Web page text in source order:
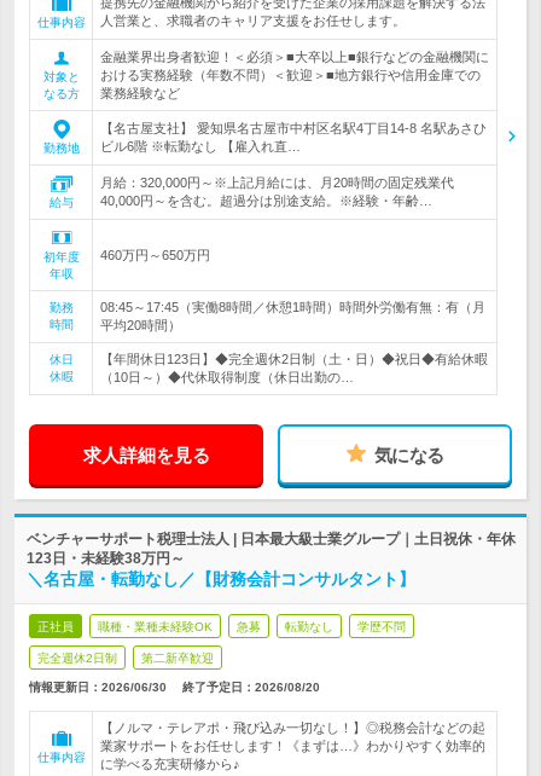
仕事内容
人営業と、求職者のキャリア支援をお任せします。
対象と
なる方
金融業界出身者歓迎！＜必須＞■大卒以上■銀行などの金融機関に
おける実務経験（年数不問）＜歓迎＞■地方銀行や信用金庫での
業務経験など
勤務地
【名古屋支社】 愛知県名古屋市中村区名駅4丁目14-8 名駅あさひ
ビル6階 ※転勤なし 【雇入れ直…
給与
月給：320,000円～※上記月給には、月20時間の固定残業代
40,000円～を含む。超過分は別途支給。※経験・年齢…
初年度
年収
460万円～650万円
勤務
時間
08:45～17:45（実働8時間／休憩1時間）時間外労働有無：有（月
平均20時間）
休日
休暇
【年間休日123日】◆完全週休2日制（土・日）◆祝日◆有給休暇
（10日～）◆代休取得制度（休日出勤の…
求人詳細を見る 気になる
ベンチャーサポート税理士法人 | 日本最大級士業グループ｜土日祝休・年休
123日・未経験38万円～
＼名古屋・転勤なし／【財務会計コンサルタント】
正社員 職種・業種未経験OK 急募 転勤なし 学歴不問
完全週休2日制 第二新卒歓迎
情報更新日：2026/06/30 終了予定日： 2026/08/20
仕事内容
【ノルマ・テレアポ・飛び込み一切なし！】◎税務会計などの起
業家サポートをお任せします！《まずは…》わかりやすく効率的
に学べる充実研修から♪